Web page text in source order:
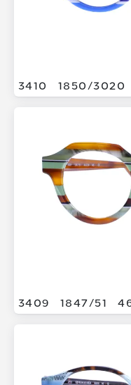
3410 1850/3020
3409 1847/51